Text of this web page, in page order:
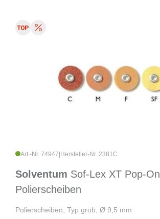
Art.-Nr. 74947 Hersteller-Nr. 2381C
Solventum Sof-Lex XT Pop-On
Polierscheiben
Polierscheiben, Typ grob, Ø 9,5 mm